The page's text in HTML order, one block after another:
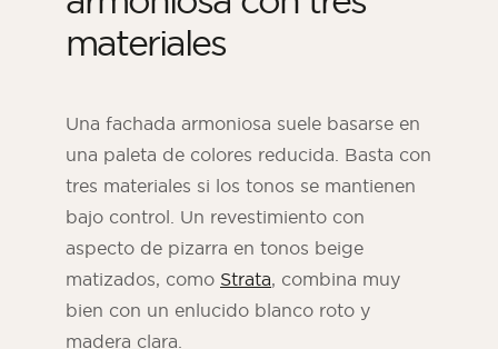
materiales
Una fachada armoniosa suele basarse en
una paleta de colores reducida. Basta con
tres materiales si los tonos se mantienen
bajo control. Un revestimiento con
aspecto de pizarra en tonos beige
matizados, como Strata, combina muy
bien con un enlucido blanco roto y
madera clara.